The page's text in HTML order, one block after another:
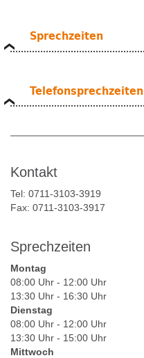
Sprechzeiten
Telefonsprechzeiten
Kontakt
Tel: 0711-3103-3919
Fax: 0711-3103-3917
Sprechzeiten
Montag
08:00 Uhr - 12:00 Uhr
13:30 Uhr - 16:30 Uhr
Dienstag
08:00 Uhr - 12:00 Uhr
13:30 Uhr - 15:00 Uhr
Mittwoch